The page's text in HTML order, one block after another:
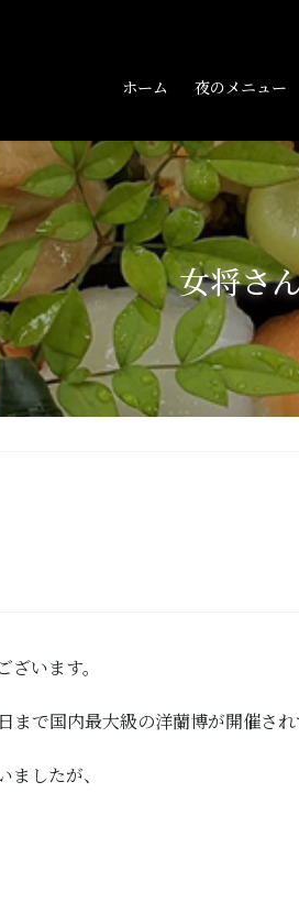
ホーム 夜のメニュー
女将さ
います。
で国内最大級の洋蘭博が開催され
したが、